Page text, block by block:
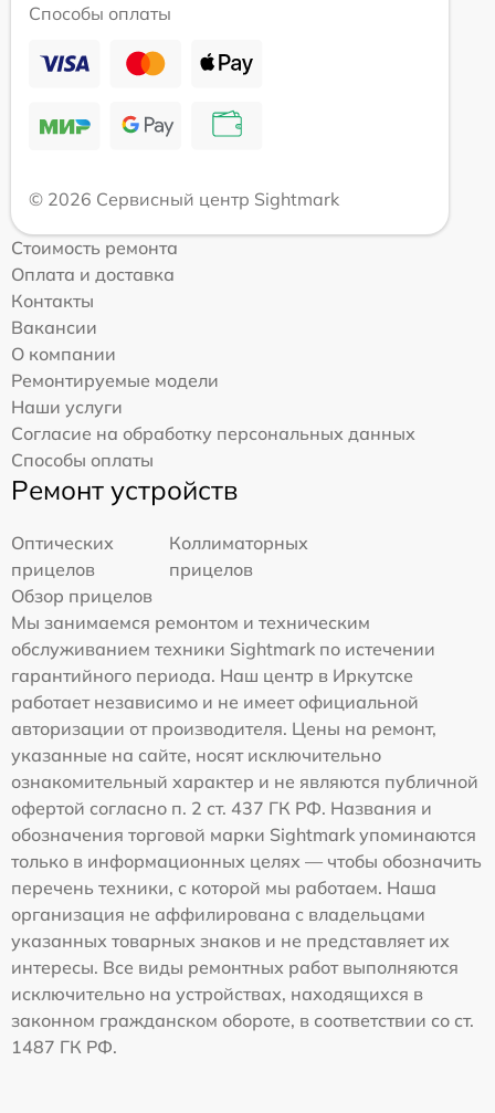
Способы оплаты
© 2026 Сервисный центр Sightmark
Стоимость ремонта
Оплата и доставка
Контакты
Вакансии
О компании
Ремонтируемые модели
Наши услуги
Согласие на обработку персональных данных
Способы оплаты
Ремонт устройств
Оптических
прицелов
Коллиматорных
прицелов
Обзор прицелов
Мы занимаемся ремонтом и техническим
обслуживанием техники Sightmark по истечении
гарантийного периода. Наш центр в Иркутске
работает независимо и не имеет официальной
авторизации от производителя. Цены на ремонт,
указанные на сайте, носят исключительно
ознакомительный характер и не являются публичной
офертой согласно п. 2 ст. 437 ГК РФ. Названия и
обозначения торговой марки Sightmark упоминаются
только в информационных целях — чтобы обозначить
перечень техники, с которой мы работаем. Наша
организация не аффилирована с владельцами
указанных товарных знаков и не представляет их
интересы. Все виды ремонтных работ выполняются
исключительно на устройствах, находящихся в
законном гражданском обороте, в соответствии со ст.
1487 ГК РФ.